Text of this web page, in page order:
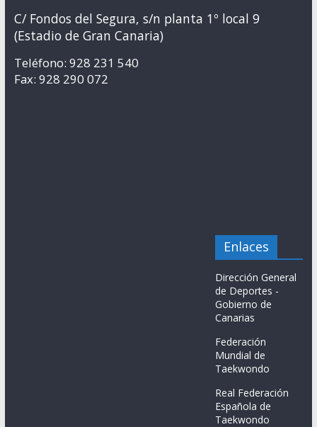
C/ Fondos del Segura, s/n planta 1º local 9
(Estadio de Gran Canaria)
Teléfono: 928 231 540
Fax: 928 290 072
Enlaces
Dirección General
de Deportes -
Gobierno de
Canarias
Federación
Mundial de
Taekwondo
Real Federación
Española de
Taekwondo